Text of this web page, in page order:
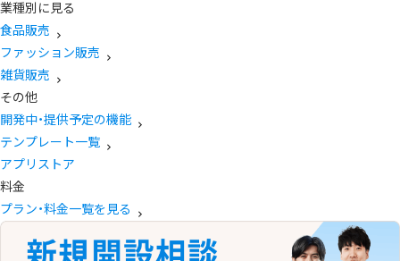
業種別に見る
食品販売
ファッション販売
雑貨販売
その他
開発中・提供予定の機能
テンプレート一覧
アプリストア
料金
プラン・料金一覧を見る